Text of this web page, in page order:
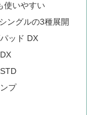
使いやすい
ングルの3種展開
ッド DX
プ